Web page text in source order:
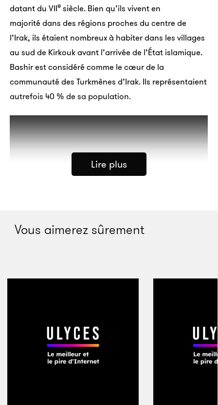
datant du VIIe siècle. Bien qu’ils vivent en
majorité dans des régions proches du centre de
l’Irak, ils étaient nombreux à habiter dans les villages
au sud de Kirkouk avant l’arrivée de l’État islamique.
Bashir est considéré comme le cœur de la
communauté des Turkmènes d’Irak. Ils représentaient
autrefois 40 % de sa population.
Trois combattants turkmènes chiites sur la ligne de
Crédits : Matt Cetti-Roberts
Lire plus
Vous aimerez sûrement